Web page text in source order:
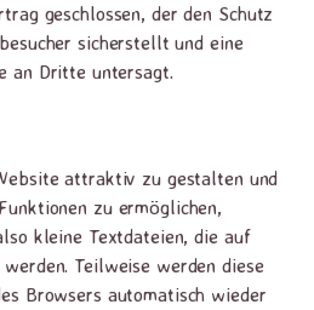
geschlossen, der den Schutz
sicherstellt und eine
an Dritte untersagt.
attraktiv zu gestalten und
zu ermöglichen,
kleine Textdateien, die auf
Teilweise werden diese
Browsers automatisch wieder